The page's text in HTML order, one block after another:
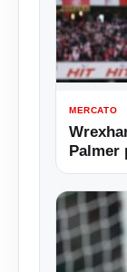
MERCATO
Palmer